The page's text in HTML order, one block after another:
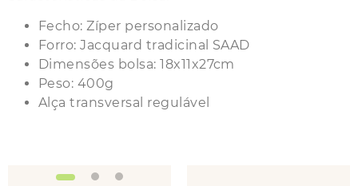
Fecho: Zíper personalizado
Forro: Jacquard tradicinal SAAD
Dimensões bolsa: 18x11x27cm
Peso: 400g
Alça transversal regulável